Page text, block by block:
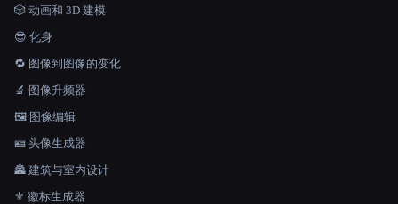
🎲 动画和 3D 建模
😎 化身
🔁 图像到图像的变化
🔬 图像升频器
🖼️ 图像编辑
🪪 头像生成器
🏯 建筑与室内设计
⚜️ 徽标生成器